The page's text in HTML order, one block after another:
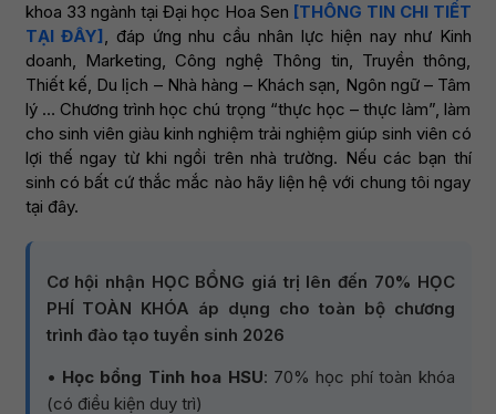
khoa 33 ngành tại Đại học Hoa Sen [THÔNG TIN CHI TIẾT
TẠI ĐÂY] , đáp ứng nhu cầu nhân lực hiện nay như Kinh
doanh, Marketing, Công nghệ Thông tin, Truyền thông,
Thiết kế, Du lịch – Nhà hàng – Khách sạn, Ngôn ngữ – Tâm
lý … Chương trình học chú trọng “thực học – thực làm”, làm
cho sinh viên giàu kinh nghiệm trải nghiệm giúp sinh viên có
lợi thế ngay từ khi ngồi trên nhà trường. Nếu các bạn thí
sinh có bất cứ thắc mắc nào hãy liện hệ với chung tôi ngay
tại đây.
Cơ hội nhận HỌC BỔNG giá trị lên đến 70% HỌC
PHÍ TOÀN KHÓA áp dụng cho toàn bộ chương
trình đào tạo tuyển sinh 2026
• Học bổng Tinh hoa HSU: 70% học phí toàn khóa
(có điều kiện duy trì)